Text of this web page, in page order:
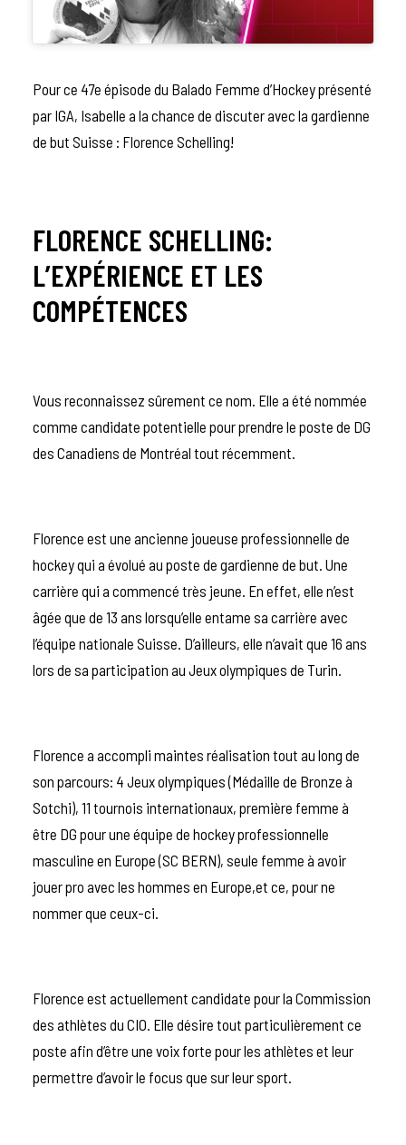
Pour ce 47e épisode du Balado Femme d’Hockeyprésenté
par IGA, Isabelle a la chance de discuter avec la gardienne
de but Suisse : Florence Schelling!
FLORENCE SCHELLING:
L’EXPÉRIENCE ET LES
COMPÉTENCES
Vous reconnaissez sûrement ce nom. Elle a été nommée
comme candidate potentielle pour prendre le poste de DG
des Canadiens de Montréal tout récemment.
Florence est une ancienne joueuse professionnelle de
hockey qui a évolué au poste de gardienne de but. Une
carrière qui a commencé très jeune. En effet, elle n’est
âgée que de 13 ans lorsqu’elle entame sa carrière avec
l’équipe nationale Suisse. D’ailleurs, elle n’avait que 16 ans
lors de sa participation au Jeux olympiques de Turin.
Florence a accompli maintes réalisation tout au long de
son parcours: 4 Jeux olympiques (Médaille de Bronze à
Sotchi), 11 tournois internationaux, première femme à
être DG pour une équipe de hockey professionnelle
masculine en Europe (SC BERN), seule femme à avoir
jouer pro avec les hommes en Europe,et ce, pour ne
nommer que ceux-ci.
Florence est actuellement candidate pour la Commission
des athlètes du CIO. Elle désire tout particulièrement ce
poste afin d’être une voix forte pour les athlètes et leur
permettre d’avoir le focus que sur leur sport.